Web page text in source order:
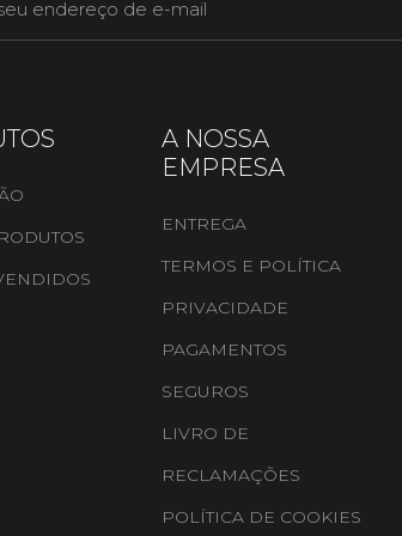
A NOSSA
EMPRESA
ENTREGA
TERMOS E POLÍTICA
PRIVACIDADE
PAGAMENTOS
SEGUROS
LIVRO DE
RECLAMAÇÕES
POLÍTICA DE COOKIES